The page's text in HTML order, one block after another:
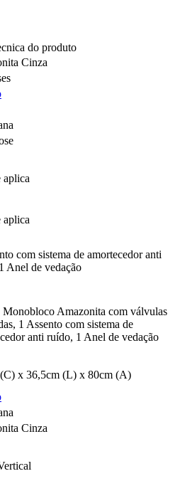
do produto
Cinza
aplica
aplica
com sistema de amortecedor anti
Anel de vedação
Monobloco Amazonita com válvulas
1 Assento com sistema de
anti ruído, 1 Anel de vedação
x 36,5cm (L) x 80cm (A)
Cinza